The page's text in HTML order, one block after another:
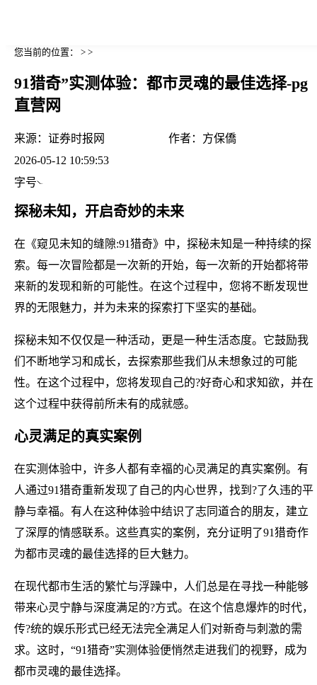
您当前的位置： > >
91猎奇”实测体验：都市灵魂的最佳选择-pg
直营网
来源： 证券时报网 作者： 方保僑
2026-05-12 10:59:53
字号
探秘未知，开启奇妙的未来
在《窥见未知的缝隙:91猎奇》中，探秘未知是一种持续的探
索。每一次冒险都是一次新的开始，每一次新的开始都将带
来新的发现和新的可能性。在这个过程中，您将不断发现世
界的无限魅力，并为未来的探索打下坚实的基础。
探秘未知不仅仅是一种活动，更是一种生活态度。它鼓励我
们不断地学习和成长，去探索那些我们从未想象过的可能
性。在这个过程中，您将发现自己的?好奇心和求知欲，并在
这个过程中获得前所未有的成就感。
心灵满足的真实案例
在实测体验中，许多人都有幸福的心灵满足的真实案例。有
人通过91猎奇重新发现了自己的内心世界，找到?了久违的平
静与幸福。有人在这种体验中结识了志同道合的朋友，建立
了深厚的情感联系。这些真实的案例，充分证明了91猎奇作
为都市灵魂的最佳选择的巨大魅力。
在现代都市生活的繁忙与浮躁中，人们总是在寻找一种能够
带来心灵宁静与深度满足的?方式。在这个信息爆炸的时代，
传?统的娱乐形式已经无法完全满足人们对新奇与刺激的需
求。这时，“91猎奇”实测体验便悄然走进我们的视野，成为
都市灵魂的最佳选择。